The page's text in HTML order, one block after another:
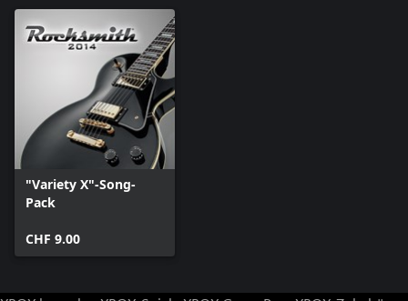
"Variety X"-Song-
Pack
CHF 9.00